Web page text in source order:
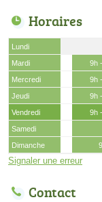
Horaires
Lundi
Mardi
9h
Mercredi
9h
Jeudi
9h
Vendredi
9h
Samedi
Dimanche
Signaler une erreur
Contact